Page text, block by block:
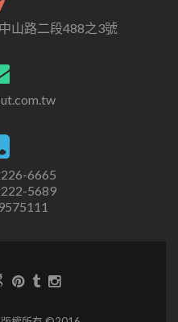
山路二段488之3號
6665
5689